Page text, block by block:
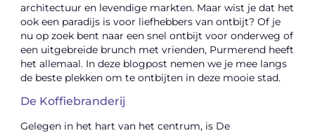
architectuur en levendige markten. Maar wist je dat het
ook een paradijs is voor liefhebbers van ontbijt? Of je
nu op zoek bent naar een snel ontbijt voor onderweg of
een uitgebreide brunch met vrienden, Purmerend heeft
het allemaal. In deze blogpost nemen we je mee langs
de beste plekken om te ontbijten in deze mooie stad.
De Koffiebranderij
Gelegen in het hart van het centrum, is De